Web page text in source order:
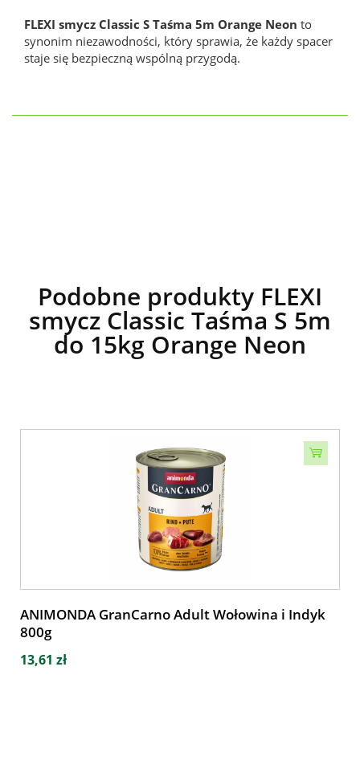
FLEXI smycz Classic S Taśma 5m Orange Neon to
synonim niezawodności, który sprawia, że każdy spacer
staje się bezpieczną wspólną przygodą.
Podobne produkty FLEXI
smycz Classic Taśma S 5m
do 15kg Orange Neon
ANIMONDA GranCarno Adult Wołowina i Indyk
800g
13,61 zł